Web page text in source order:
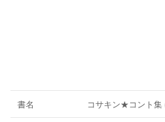
書名 コサキン★コント集